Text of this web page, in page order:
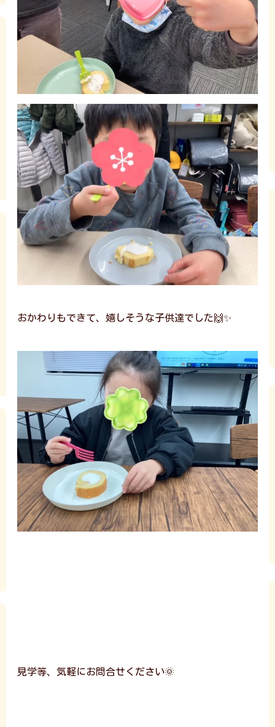
おかわりもできて、嬉しそうな子供達でした🙌✨
見学等、気軽にお問合せください🌞